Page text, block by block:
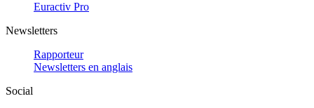
Euractiv Pro
Newsletters
Rapporteur
Newsletters en anglais
Social